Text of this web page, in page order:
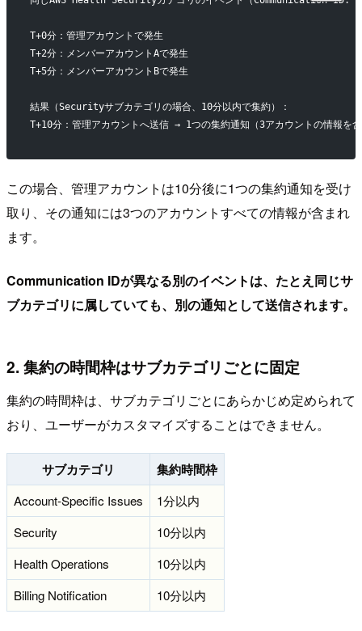
T+0分：管理アカウントで発生
T+2分：メンバーアカウントAで発生
T+5分：メンバーアカウントBで発生
結果（Securityサブカテゴリの場合、10分以内で集約）：
T+10分：管理アカウントへ送信 → 1つの集約通知（3アカウントの情報を
この場合、管理アカウントは10分後に1つの集約通知を受け
取り、その通知には3つのアカウントすべての情報が含まれ
ます。
Communication IDが異なる別のイベントは、たとえ同じサ
ブカテゴリに属していても、別の通知として送信されます。
2. 集約の時間枠はサブカテゴリごとに固定
集約の時間枠は、サブカテゴリごとにあらかじめ定められて
おり、ユーザーがカスタマイズすることはできません。
サブカテゴリ 集約時間枠
Account-Specific Issues
1分以内
Security
10分以内
Health Operations
10分以内
Billing Notification
10分以内